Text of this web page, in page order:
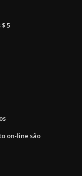
5
on-line são